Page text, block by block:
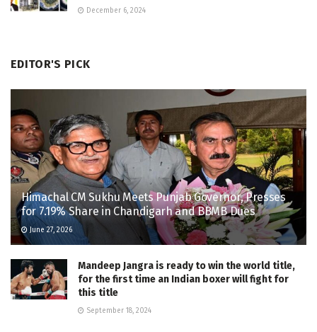
December 6, 2024
EDITOR'S PICK
Himachal CM Sukhu Meets Punjab Governor, Presses
for 7.19% Share in Chandigarh and BBMB Dues
June 27, 2026
Mandeep Jangra is ready to win the world title,
for the first time an Indian boxer will fight for
this title
September 18, 2024